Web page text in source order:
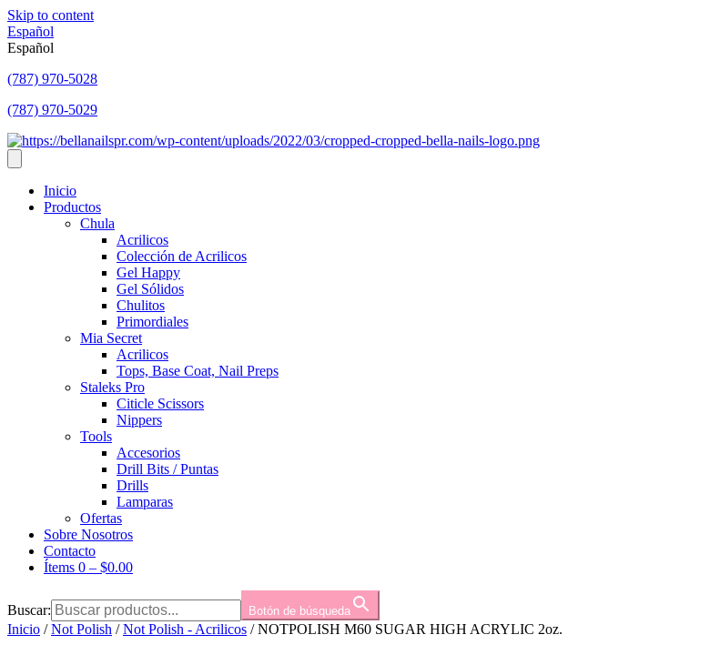
Skip to content
Español
Español
(787) 970-5028
(787) 970-5029
Inicio
Productos
Chula
Acrilicos
Colección de Acrilicos
Gel Happy
Gel Sólidos
Chulitos
Primordiales
Mia Secret
Acrilicos
Tops, Base Coat, Nail Preps
Staleks Pro
Citicle Scissors
Nippers
Tools
Accesorios
Drill Bits / Puntas
Drills
Lamparas
Ofertas
Sobre Nosotros
Contacto
Ítems 0 – $0.00
Buscar: Botón de búsqueda
Inicio /Not Polish /Not Polish - Acrilicos / NOTPOLISH M60 SUGAR HIGH ACRYLIC 2oz.